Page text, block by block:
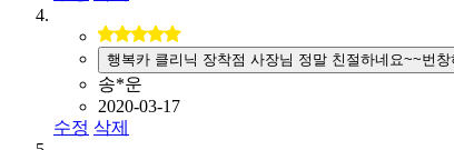
행복카 클리닉 장착점 사장님 정말 친절하네요~~번창
송*운
2020-03-17
수정 삭제